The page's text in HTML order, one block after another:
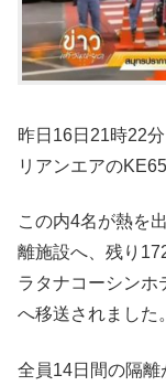
昨日16日21時22
リアンエアの
この内4名が熱を
離施設へ、残り
ラタナコーシンホ
へ移送されました。
全員14日間の隔離